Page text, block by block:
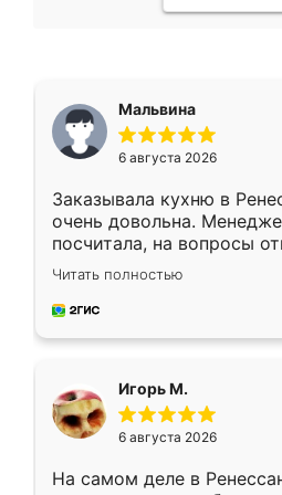
Мальвина
6 августа 2026
Заказывала кухню в
очень довольна.
посчитала, на вопросы
Замерщик приехал в
делу со всей
за день, ребята работали
Читать полностью
Игорь М.
6 августа 2026
На самом деле в